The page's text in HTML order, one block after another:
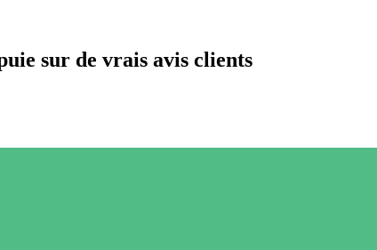
sur de vrais avis clients